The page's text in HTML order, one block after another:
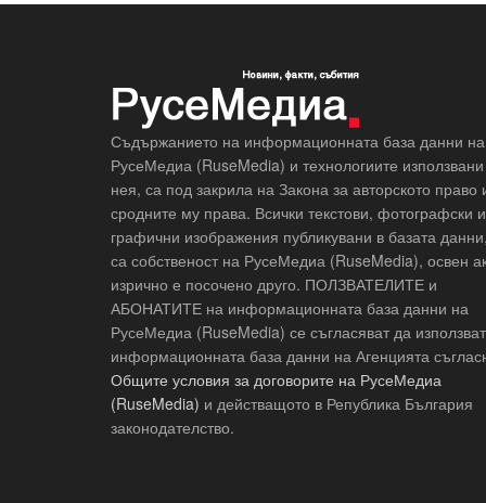
Съдържанието на информационната база данни на
РусеМедиа (RuseMedia) и технологиите
нея, са под закрила на Закона за авторското право
сродните му права. Всички текстови, фотографски и
графични изображения публикувани в базата данни,
са собственост на РусеМедиа (RuseMedia), освен
изрично е посочено друго. ПОЛЗВАТЕЛИТЕ и
АБОНАТИТЕ на информационната база данни на
РусеМедиа (RuseMedia) се съгласяват да използват
информационната база данни на Агенцията
Общите условия за договорите на РусеМедиа
(RuseMedia) и действащото в Република България
законодателство.